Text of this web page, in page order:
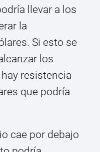
llevar a los
la
Si esto se
los
resistencia
que podría
cae por debajo